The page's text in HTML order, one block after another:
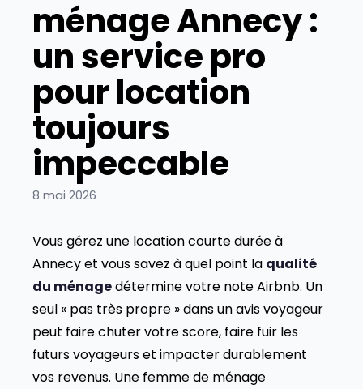
ménage Annecy :
un service pro
pour location
toujours
impeccable
8 mai 2026
Vous gérez une location courte durée à
Annecy et vous savez à quel point la qualité
du ménagedétermine votre note Airbnb. Un
seul « pas très propre » dans un avis voyageur
peut faire chuter votre score, faire fuir les
futurs voyageurs et impacter durablement
vos revenus. Une femme de ménage